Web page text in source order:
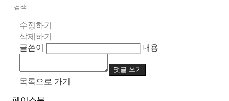
수정하기
삭제하기
글쓴이
내용
댓글 쓰기
목록으로 가기